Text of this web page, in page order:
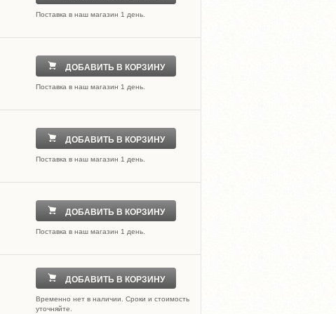
Поставка в наш магазин 1 день.
ДОБАВИТЬ В КОРЗИНУ
Поставка в наш магазин 1 день.
ДОБАВИТЬ В КОРЗИНУ
Поставка в наш магазин 1 день.
ДОБАВИТЬ В КОРЗИНУ
Поставка в наш магазин 1 день.
ДОБАВИТЬ В КОРЗИНУ
Временно нет в наличии. Сроки и стоимость
уточняйте.